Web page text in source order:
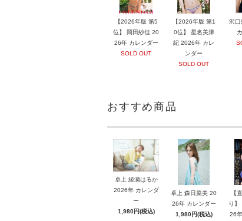
【2026年版 第5
位】 岡田紗佳 20
26年 カレンダー
SOLD OUT
【2026年版 第1
0位】 星名美津
紀 2026年 カレ
ンダー
SOLD OUT
沢
おすすめ商品
卓上 綾瀬はるか
2026年 カレンダ
ー
1,980円(税込)
卓上 森日菜美 20
26年 カレンダー
1,980円(税込)
【
り
26